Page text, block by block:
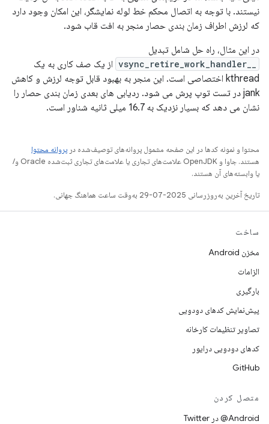
نیستند. با توجه به اتصال محکم خط لوله نمایشگر، این امکان وجود دارد
که لرزش اطراف زمان بندی حصار منجر به افت قاب شود.
در این مثال، راه حل شامل تبدیل
از یک صف کاری به یک
kthread اختصاصی است. این منجر به بهبود قابل توجه لرزش و کاهش
jank در تست توپ پرش می شود. ردیابی های بعدی زمان بندی حصار را
نشان می دهد که بسیار نزدیک به 16.7 میلی ثانیه شناور است.
محتوا و نمونه کدها در این صفحه مشمول پروانه‌های توصیف‌شده در پروانه محتوا
هستند. جاوا و OpenJDK علامت‌های تجاری یا علامت‌های تجاری ثبت‌شده Oracle و/
یا وابسته‌های آن هستند.
تاریخ آخرین به‌روزرسانی 2025-07-29 به‌وقت ساعت هماهنگ جهانی.
ساخت
مخزن Android
الزامات
بارگیری
پیش‌نمایش کدهای دودویی
تصاویر تنظیمات کارخانه
کدهای دودویی درایور
GitHub
متصل کردن
Android@ در Twitter